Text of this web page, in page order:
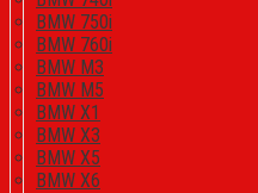
BMW 750i
BMW 760i
BMW M3
BMW M5
BMW X1
BMW X3
BMW X5
BMW X6